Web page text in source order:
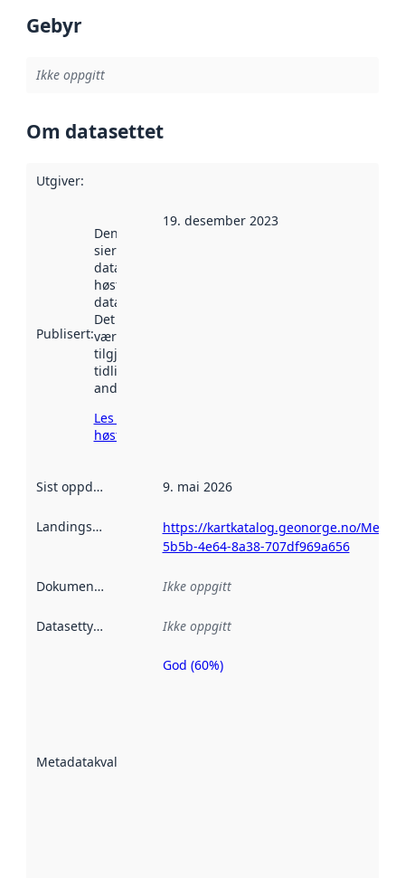
Gebyr
Ikke oppgitt
Om datasettet
Utgiver:
Publisert:
Denne datoen
sier når
datasettet ble
høstet av
data.norge.no.
Det kan ha
vært
tilgjengelig
tidligere
andre steder.
Les mer om
høsting her
19. desember 2023
Sist oppdatert 9. mai 2026
Landingsside
https://kartkatalog.geonorge.no/
5b5b-4e64-8a38-707df969a656
Dokumentasjon Ikke oppgitt
Datasettype Ikke oppgitt
Metadatakvalitet
Metadatakvalitet
God (60%)